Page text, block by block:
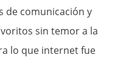
de comunicación y
sin temor a la
lo que internet fue